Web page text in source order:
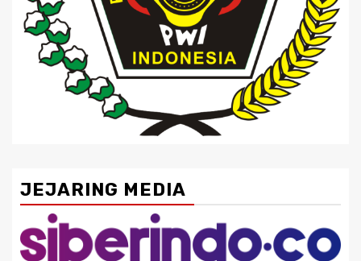
JEJARING MEDIA